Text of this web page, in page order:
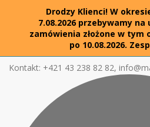
Drodzy Klienci! W
7.08.2026 przebywamy
zamówienia złożone w tym
po 10.08.2026.
Kontakt: +421 43 238 82 82,